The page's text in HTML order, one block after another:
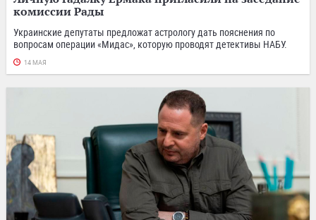
комиссии Рады
Украинские депутаты предложат астрологу дать пояснения по
вопросам операции «Мидас», которую проводят детективы НАБУ.
14 МАЯ